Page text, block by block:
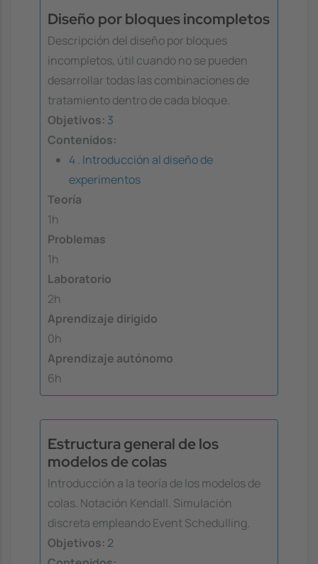
Diseño por bloques incompletos
Descripción del diseño por bloques
incompletos, útil cuando no se pueden
desarrollar todas las combinaciones de
tratamiento dentro de cada bloque.
Objetivos: 3
Contenidos:
4 . Introducción al diseño de
experimentos
Teoría
1h
Problemas
1h
Laboratorio
2h
Aprendizaje dirigido
0h
Aprendizaje autónomo
6h
Estructura general de los
modelos de colas
Introducción a la teoría de los modelos de
colas. Notación Kendall. Simulación
discreta empleando Event Schedulling.
Objetivos: 2